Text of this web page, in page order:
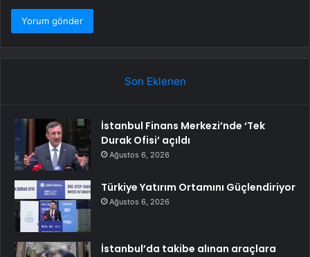
Son Eklenen
İstanbul Finans Merkezi’nde ‘Tek
Durak Ofisi’ açıldı
Ağustos 6, 2026
Türkiye Yatırım Ortamını Güçlendiriyor
Ağustos 6, 2026
İstanbul’da takibe alınan araçlara